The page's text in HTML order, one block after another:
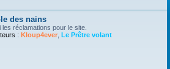
des nains
les réclamations pour le site.
: Kloup4ever Le Prêtre volant